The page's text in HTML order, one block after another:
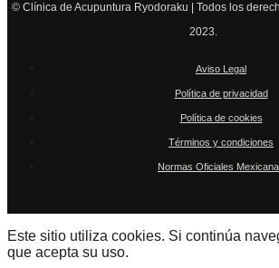
© Clínica de Acupuntura Ryodoraku | Todos los
2023.
Aviso Legal
Política de privacidad
Política de cookies
Términos y condiciones
Normas Oficiales
Este sitio utiliza cookies. Si continúa
que acepta su uso.